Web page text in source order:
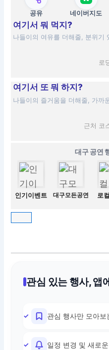
공유 네이버지도
여기서 뭐 먹지?
나들이의 여유를 더해줄, 분위기
로
여기서 또 뭐 하지?
나들이의 즐거움을 더해줄, 가까
근처 코
대구 공연
인기이벤트 대구모든공연 로
관심 있는 행사, 앱
관심 행사만 모아보
일정 변경 및 새로